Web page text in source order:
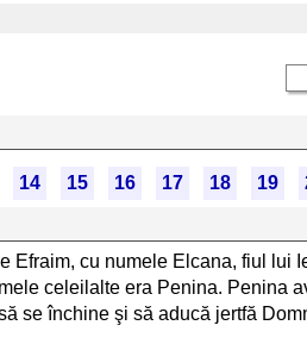
14 15 16 17 18 19
Efraim, cu numele Elcana, fiul lui
celeilalte era Penina. Penina
se închine şi să aducă jertfă